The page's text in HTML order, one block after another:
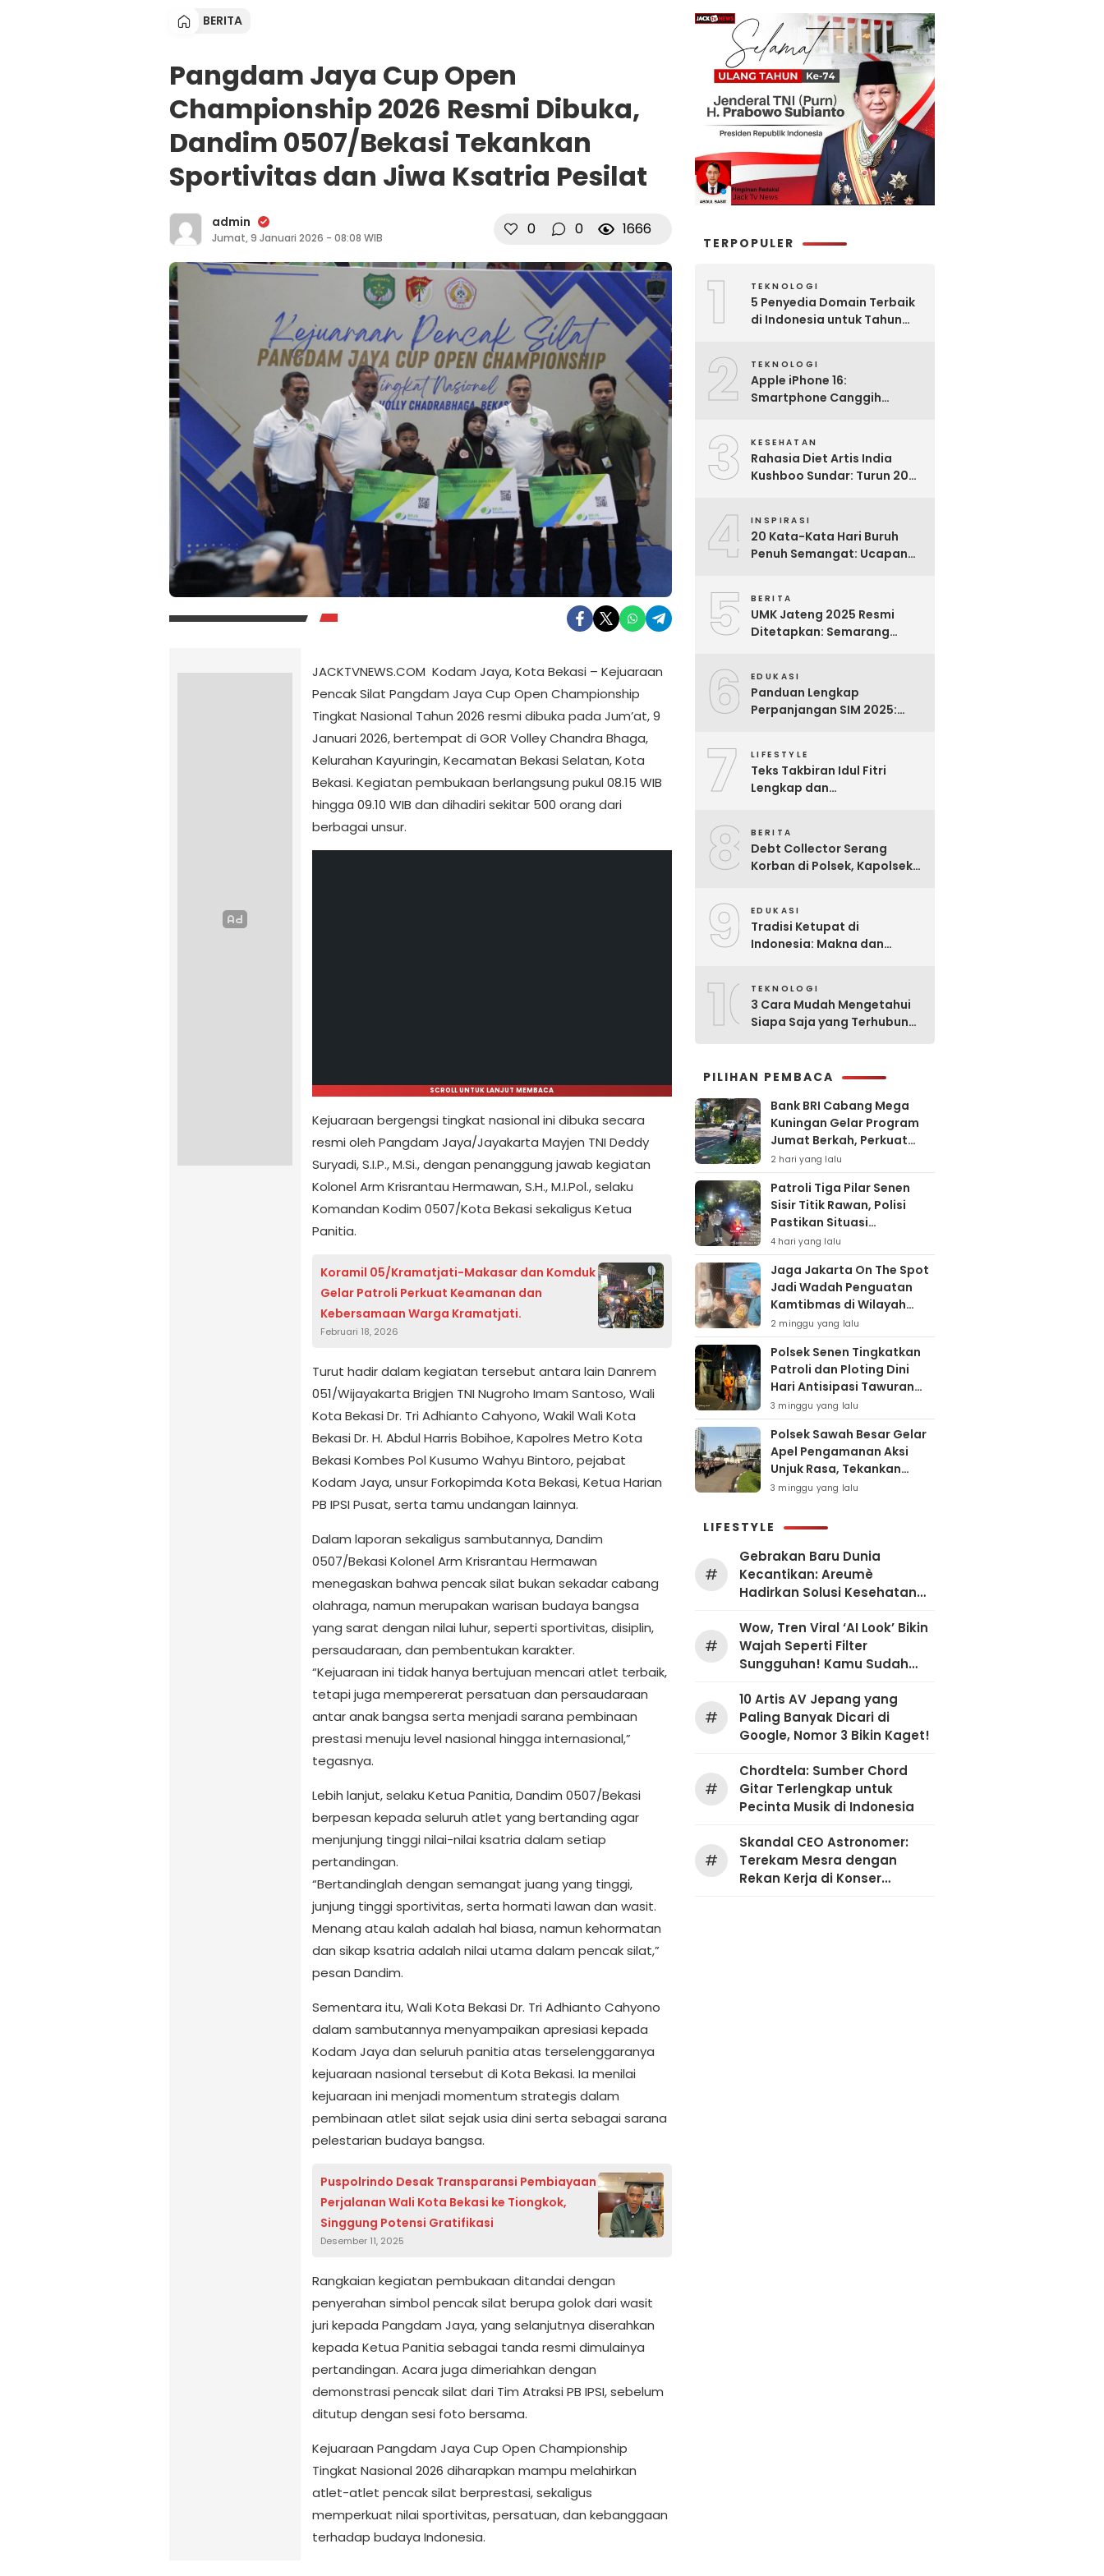
BERITA
Pangdam Jaya Cup Open
Championship 2026 Resmi Dibuka,
Dandim 0507/Bekasi Tekankan
Sportivitas dan Jiwa Ksatria Pesilat
admin
Jumat, 9 Januari 2026 - 08:08 WIB 0 0 1666
JACKTVNEWS.COM Kodam Jaya, Kota Bekasi – Kejuaraan
Pencak Silat Pangdam Jaya Cup Open Championship
Tingkat Nasional Tahun 2026 resmi dibuka pada Jum’at, 9
Januari 2026, bertempat di GOR Volley Chandra Bhaga,
Kelurahan Kayuringin, Kecamatan Bekasi Selatan, Kota
Bekasi. Kegiatan pembukaan berlangsung pukul 08.15 WIB
hingga 09.10 WIB dan dihadiri sekitar 500 orang dari
berbagai unsur.
SCROLL UNTUK LANJUT MEMBACA
Kejuaraan bergengsi tingkat nasional ini dibuka secara
resmi oleh Pangdam Jaya/Jayakarta Mayjen TNI Deddy
Suryadi, S.I.P., M.Si., dengan penanggung jawab kegiatan
Kolonel Arm Krisrantau Hermawan, S.H., M.I.Pol., selaku
Komandan Kodim 0507/Kota Bekasi sekaligus Ketua
Panitia.
Koramil 05/Kramatjati-Makasar dan Komduk
Gelar Patroli Perkuat Keamanan dan
Kebersamaan Warga Kramatjati.
Februari 18, 2026
Turut hadir dalam kegiatan tersebut antara lain Danrem
051/Wijayakarta Brigjen TNI Nugroho Imam Santoso, Wali
Kota Bekasi Dr. Tri Adhianto Cahyono, Wakil Wali Kota
Bekasi Dr. H. Abdul Harris Bobihoe, Kapolres Metro Kota
Bekasi Kombes Pol Kusumo Wahyu Bintoro, pejabat
Kodam Jaya, unsur Forkopimda Kota Bekasi, Ketua Harian
PB IPSI Pusat, serta tamu undangan lainnya.
Dalam laporan sekaligus sambutannya, Dandim
0507/Bekasi Kolonel Arm Krisrantau Hermawan
menegaskan bahwa pencak silat bukan sekadar cabang
olahraga, namun merupakan warisan budaya bangsa
yang sarat dengan nilai luhur, seperti sportivitas, disiplin,
persaudaraan, dan pembentukan karakter.
“Kejuaraan ini tidak hanya bertujuan mencari atlet terbaik,
tetapi juga mempererat persatuan dan persaudaraan
antar anak bangsa serta menjadi sarana pembinaan
prestasi menuju level nasional hingga internasional,”
tegasnya.
Lebih lanjut, selaku Ketua Panitia, Dandim 0507/Bekasi
berpesan kepada seluruh atlet yang bertanding agar
menjunjung tinggi nilai-nilai ksatria dalam setiap
pertandingan.
“Bertandinglah dengan semangat juang yang tinggi,
junjung tinggi sportivitas, serta hormati lawan dan wasit.
Menang atau kalah adalah hal biasa, namun kehormatan
dan sikap ksatria adalah nilai utama dalam pencak silat,”
pesan Dandim.
Sementara itu, Wali Kota Bekasi Dr. Tri Adhianto Cahyono
dalam sambutannya menyampaikan apresiasi kepada
Kodam Jaya dan seluruh panitia atas terselenggaranya
kejuaraan nasional tersebut di Kota Bekasi. Ia menilai
kejuaraan ini menjadi momentum strategis dalam
pembinaan atlet silat sejak usia dini serta sebagai sarana
pelestarian budaya bangsa.
Puspolrindo Desak Transparansi Pembiayaan
Perjalanan Wali Kota Bekasi ke Tiongkok,
Singgung Potensi Gratifikasi
Desember 11, 2025
Rangkaian kegiatan pembukaan ditandai dengan
penyerahan simbol pencak silat berupa golok dari wasit
juri kepada Pangdam Jaya, yang selanjutnya diserahkan
kepada Ketua Panitia sebagai tanda resmi dimulainya
pertandingan. Acara juga dimeriahkan dengan
demonstrasi pencak silat dari Tim Atraksi PB IPSI, sebelum
ditutup dengan sesi foto bersama.
Kejuaraan Pangdam Jaya Cup Open Championship
Tingkat Nasional 2026 diharapkan mampu melahirkan
atlet-atlet pencak silat berprestasi, sekaligus
memperkuat nilai sportivitas, persatuan, dan kebanggaan
terhadap budaya Indonesia.
TERPOPULER
1 TEKNOLOGI
5 Penyedia Domain Terbaik
di Indonesia untuk Tahun
2 TEKNOLOGI
Apple iPhone 16:
Smartphone Canggih
3 KESEHATAN
Rahasia Diet Artis India
Kushboo Sundar: Turun 20
4 INSPIRASI
20 Kata-Kata Hari Buruh
Penuh Semangat: Ucapan
5 BERITA
UMK Jateng 2025 Resmi
Ditetapkan: Semarang
6 EDUKASI
Panduan Lengkap
Perpanjangan SIM 2025:
7 LIFESTYLE
Teks Takbiran Idul Fitri
Lengkap dan
8 BERITA
Debt Collector Serang
Korban di Polsek, Kapolsek
9 EDUKASI
Tradisi Ketupat di
Indonesia: Makna dan
10TEKNOLOGI
3 Cara Mudah Mengetahui
Siapa Saja yang Terhubung
PILIHAN PEMBACA
Bank BRI Cabang Mega
Kuningan Gelar Program
Jumat Berkah, Perkuat
Komitmen untuk Saling
Berbagai
2 hari yang lalu
Patroli Tiga Pilar Senen
Sisir Titik Rawan, Polisi
Pastikan Situasi
Kamtibmas Kondusif
4 hari yang lalu
Jaga Jakarta On The Spot
Jadi Wadah Penguatan
Kamtibmas di Wilayah
Kampung Bali
2 minggu yang lalu
Polsek Senen Tingkatkan
Patroli dan Ploting Dini
Hari Antisipasi Tawuran
serta Gangguan
Kamtibmas
3 minggu yang lalu
Polsek Sawah Besar Gelar
Apel Pengamanan Aksi
Unjuk Rasa, Tekankan
Pelayanan Humanis dan
3 minggu yang lalu
LIFESTYLE
#
Gebrakan Baru Dunia
Kecantikan: Areumè
Hadirkan Solusi Kesehatan
#
Wow, Tren Viral ‘AI Look’ Bikin
Wajah Seperti Filter
Sungguhan! Kamu Sudah
#
10 Artis AV Jepang yang
Paling Banyak Dicari di
Google, Nomor 3 Bikin Kaget!
#
Chordtela: Sumber Chord
Gitar Terlengkap untuk
Pecinta Musik di Indonesia
#
Skandal CEO Astronomer:
Terekam Mesra dengan
Rekan Kerja di Konser